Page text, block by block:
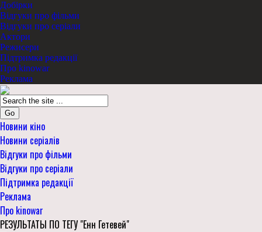
Добірки
Відгуки про фільми
Відгуки про серіали
Актори
Режисери
Підтримка редакції
Про kinowar
Реклама
Go
Новини кіно
Новини серіалів
Відгуки про фільми
Відгуки про серіали
Підтримка редакції
Реклама
Про kinowar
РЕЗУЛЬТАТЫ ПО ТЕГУ "Енн Гетевей"